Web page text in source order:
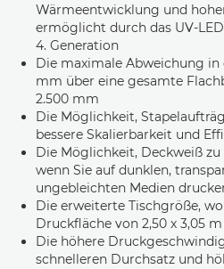
Wärmeentwicklung und
ermöglicht durch das UV-
4. Generation
Die maximale Abweichung in
mm über eine gesamte
2.500 mm
Die Möglichkeit,
bessere Skalierbarkeit und
Die Möglichkeit, Deckweiß
wenn Sie auf dunklen,
ungebleichten Medien
Die erweiterte Tischgröße,
Druckfläche von 2,50 x 3,05
Die höhere
schnelleren Durchsatz und